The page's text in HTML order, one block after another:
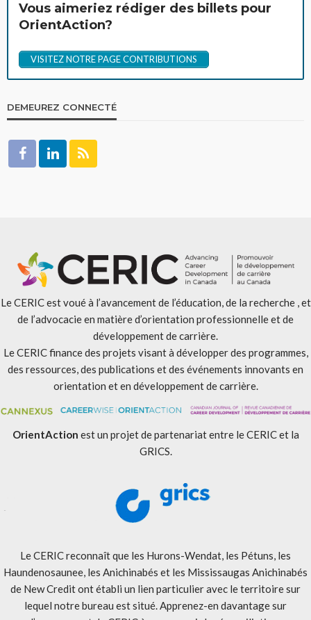
Vous aimeriez rédiger des billets pour
OrientAction?
VISITEZ NOTRE PAGE CONTRIBUTIONS
DEMEUREZ CONNECTÉ
Le CERIC est voué à l’avancement de l’éducation, de la recherche , et
de l’advocacie en matière d’orientation professionnelle et de
développement de carrière.
Le CERIC finance des projets visant à développer des programmes,
des ressources, des publications et des événements innovants en
orientation et en développement de carrière.
OrientAction est un projet de partenariat entre le CERIC et la
GRICS.
Le CERIC reconnaît que les Hurons-Wendat, les Pétuns, les
Haundenosaunee, les Anichinabés et les Mississaugas Anichinabés
de New Credit ont établi un lien particulier avec le territoire sur
lequel notre bureau est situé. Apprenez-en davantage sur